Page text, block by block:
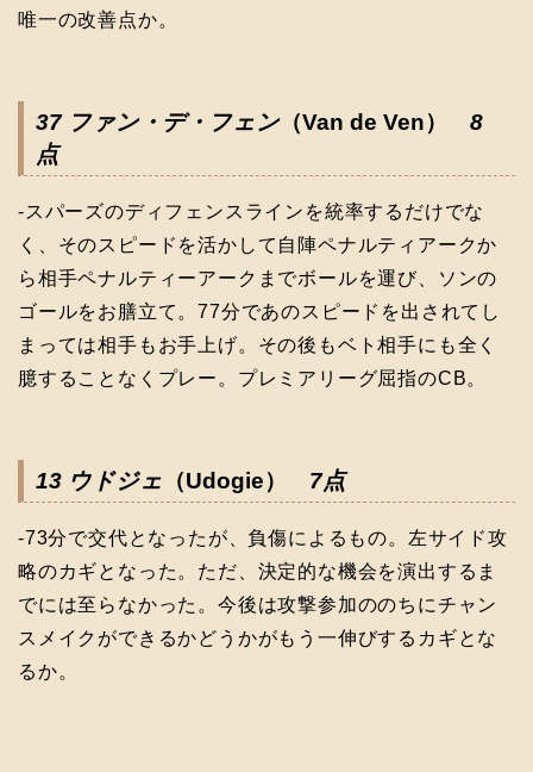
唯一の改善点か。
37 ファン・デ・フェン（Van de Ven） 8
点
-スパーズのディフェンスラインを統率するだけでな
く、そのスピードを活かして自陣ペナルティアークか
ら相手ペナルティーアークまでボールを運び、ソンの
ゴールをお膳立て。77分であのスピードを出されてし
まっては相手もお手上げ。その後もベト相手にも全く
臆することなくプレー。プレミアリーグ屈指のCB。
13 ウドジェ （Udogie） 7点
-73分で交代となったが、負傷によるもの。左サイド攻
略のカギとなった。ただ、決定的な機会を演出するま
でには至らなかった。今後は攻撃参加ののちにチャン
スメイクができるかどうかがもう一伸びするカギとな
るか。